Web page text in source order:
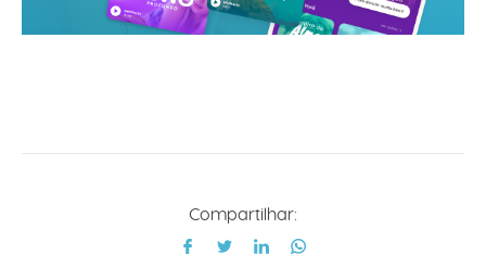
Compartilhar: